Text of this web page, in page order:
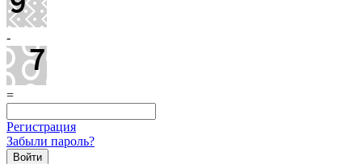
-
=
Регистрация
Забыли пароль?